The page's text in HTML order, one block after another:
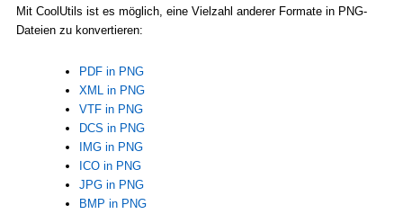
Mit CoolUtils ist es möglich, eine Vielzahl anderer Formate in PNG-
Dateien zu konvertieren:
PDF in PNG
XML in PNG
VTF in PNG
DCS in PNG
IMG in PNG
ICO in PNG
JPG in PNG
BMP in PNG